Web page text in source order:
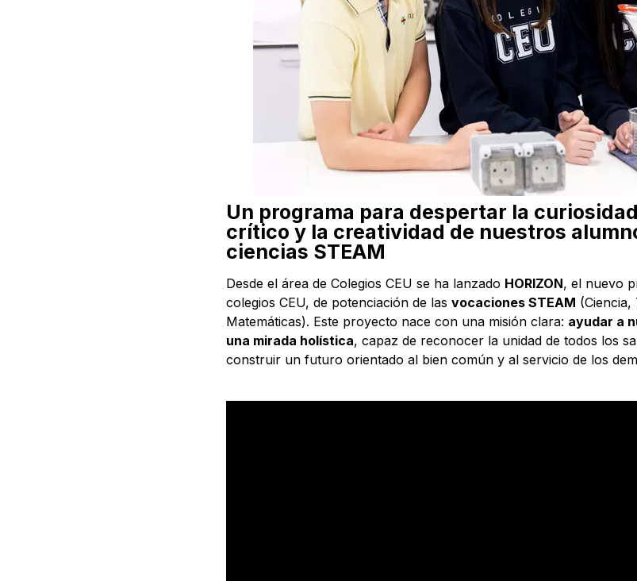
Un programa para despertar la
crítico y la creatividad de nuestros
ciencias STEAM
​​Desde el área de Colegios CEU se ha lanzado HORIZON, el nuevo
colegios CEU, de potenciación de las vocaciones STEAM
Matemáticas). Este proyecto nace con una misión clara: ayudar a
una mirada holística, capaz de reconocer la unidad de todos los
construir un futuro orientado al bien común y al servicio de los